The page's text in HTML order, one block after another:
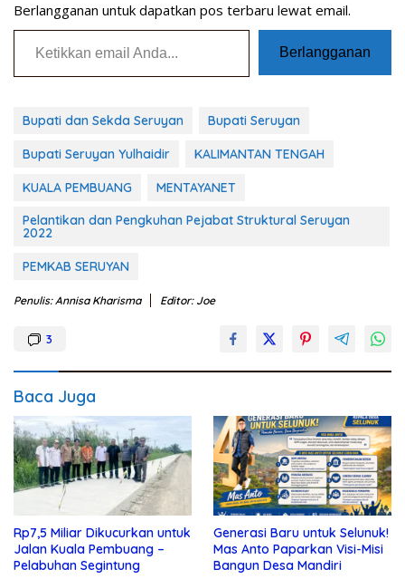
Berlangganan untuk dapatkan pos terbaru lewat email.
Ketikkan email Anda...
Berlangganan
Bupati dan Sekda Seruyan Bupati Seruyan
Bupati Seruyan Yulhaidir KALIMANTAN TENGAH
KUALA PEMBUANG
MENTAYANET
Pelantikan dan Pengkuhan Pejabat Struktural Seruyan
2022
PEMKAB SERUYAN
Penulis: Annisa Kharisma Editor: Joe
3
Baca Juga
Rp7,5 Miliar Dikucurkan untuk
Jalan Kuala Pembuang –
Pelabuhan Segintung
Generasi Baru untuk Selunuk!
Mas Anto Paparkan Visi-Misi
Bangun Desa Mandiri